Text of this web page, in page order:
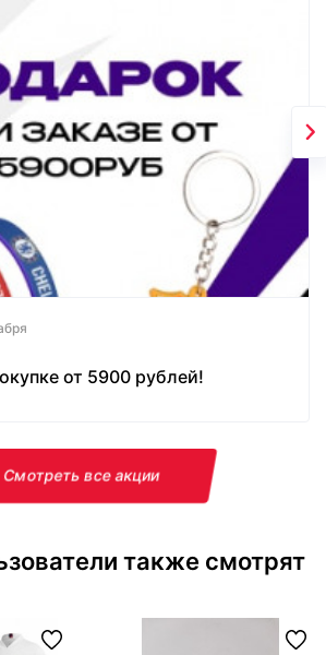
от 5900 рублей!
Смотреть все акции
также смотрят